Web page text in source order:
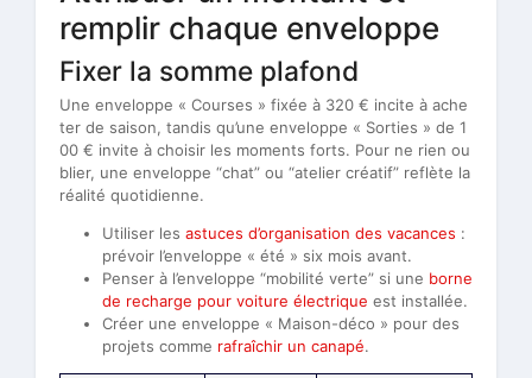
remplir chaque enveloppe
Fixer la somme plafond
Une enveloppe « Courses » fixée à 320 € incite à ache
ter de saison, tandis qu’une enveloppe « Sorties » de 1
00 € invite à choisir les moments forts. Pour ne rien ou
blier, une enveloppe “chat” ou “atelier créatif” reflète la
réalité quotidienne.
Utiliser les astuces d’organisation des vacances :
prévoir l’enveloppe « été » six mois avant.
Penser à l’enveloppe “mobilité verte” si une borne
de recharge pour voiture électrique est installée.
Créer une enveloppe « Maison-déco » pour des
projets comme rafraîchir un canapé.